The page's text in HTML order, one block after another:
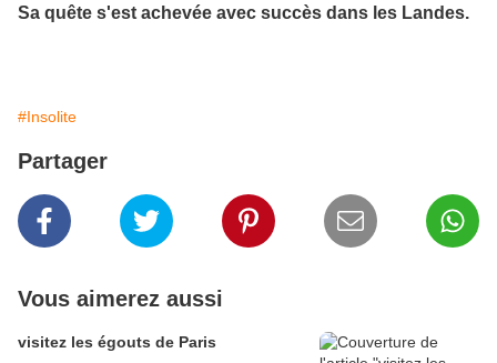
Sa quête s'est achevée avec succès dans les Landes.
#Insolite
Partager
Vous aimerez aussi
visitez les égouts de Paris